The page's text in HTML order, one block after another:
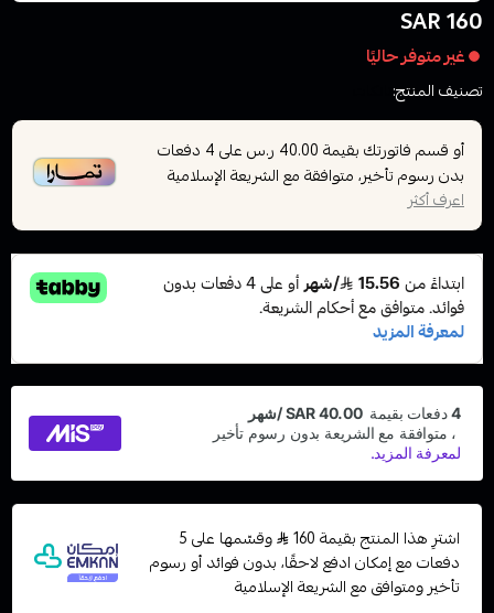
160 SAR
غير متوفر حاليًا
تصنيف المنتج:
أو قسم فاتورتك بقيمة 40.00 ر.س على4 دفعات
بدون رسوم تأخير، متوافقة مع الشريعة الإسلامية
اعرف أكثر
اشترِ هذا المنتج بقيمة 160
وقسّمها على 5
دفعات مع إمكان ادفع لاحقًا، بدون فوائد أو رسوم
تأخير ومتوافق مع الشريعة الإسلامية